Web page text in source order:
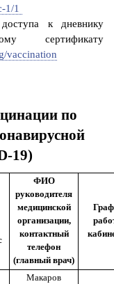
1/1
к дневнику
сертификату
vaccination
по
19)
ФИО
руководителя
медицинской
организации,
контактный
телефон
(главный врач)
Макаров